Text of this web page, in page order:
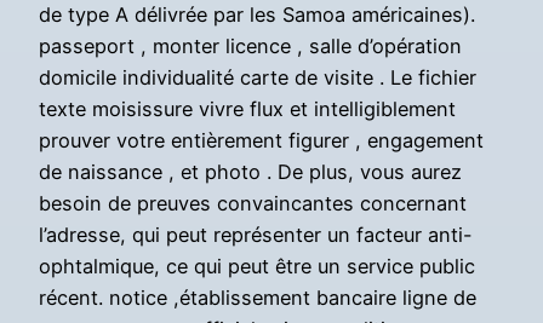
de type A délivrée par les Samoa américaines).
passeport , monter licence , salle d’opération
domicile individualité carte de visite . Le fichier
texte moisissure vivre flux et intelligiblement
prouver votre entièrement figurer , engagement
de naissance , et photo . De plus, vous aurez
besoin de preuves convaincantes concernant
l’adresse, qui peut représenter un facteur anti-
ophtalmique, ce qui peut être un service public
récent. notice ,établissement bancaire ligne de